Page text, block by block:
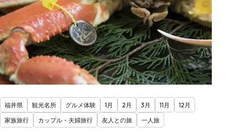
福井県 観光名所 グルメ体験 1月 2月 3月 11月
12月
家族旅行
カップル・夫婦旅行 友人との旅 一人旅